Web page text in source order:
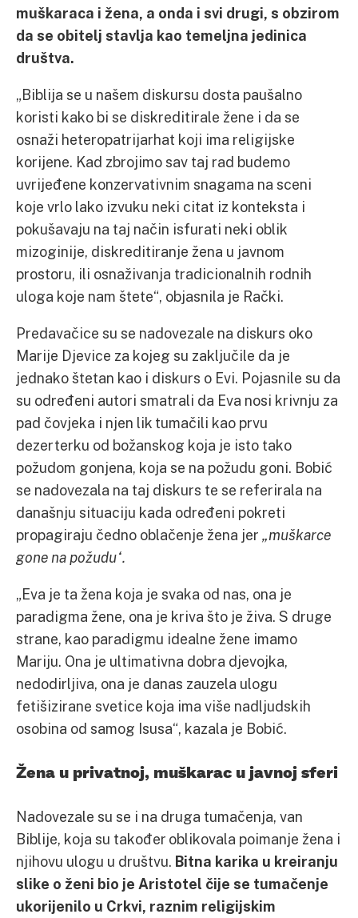
muškaraca i žena, a onda i svi drugi, s obzirom
da se obitelj stavlja kao temeljna jedinica
društva.
„Biblija se u našem diskursu dosta paušalno
koristi kako bi se diskreditirale žene i da se
osnaži heteropatrijarhat koji ima religijske
korijene. Kad zbrojimo sav taj rad budemo
uvrijeđene konzervativnim snagama na sceni
koje vrlo lako izvuku neki citat iz konteksta i
pokušavaju na taj način isfurati neki oblik
mizoginije, diskreditiranje žena u javnom
prostoru, ili osnaživanja tradicionalnih rodnih
uloga koje nam štete“, objasnila je Rački.
Predavačice su se nadovezale na diskurs oko
Marije Djevice za kojeg su zaključile da je
jednako štetan kao i diskurs o Evi. Pojasnile su da
su određeni autori smatrali da Eva nosi krivnju za
pad čovjeka i njen lik tumačili kao prvu
dezerterku od božanskog koja je isto tako
požudom gonjena, koja se na požudu goni. Bobić
se nadovezala na taj diskurs te se referirala na
današnju situaciju kada određeni pokreti
propagiraju čedno oblačenje žena jer „muškarce
gone na požudu“.
„Eva je ta žena koja je svaka od nas, ona je
paradigma žene, ona je kriva što je živa. S druge
strane, kao paradigmu idealne žene imamo
Mariju. Ona je ultimativna dobra djevojka,
nedodirljiva, ona je danas zauzela ulogu
fetišizirane svetice koja ima više nadljudskih
osobina od samog Isusa“, kazala je Bobić.
Žena u privatnoj, muškarac u javnoj sferi
Nadovezale su se i na druga tumačenja, van
Biblije, koja su također oblikovala poimanje žena i
njihovu ulogu u društvu. Bitna karika u kreiranju
slike o ženi bio je Aristotel čije se tumačenje
ukorijenilo u Crkvi, raznim religijskim